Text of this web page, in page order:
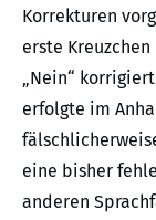
Korrekturen
erste
„Nein“
erfolgte im
eine bisher
anderen